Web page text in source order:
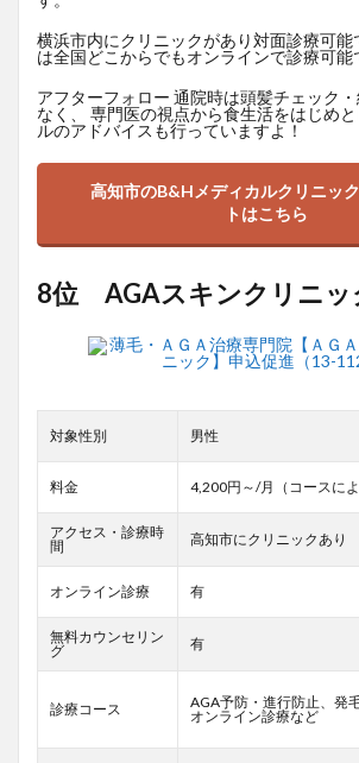
横浜市内にクリニックがあり対面診療可
は全国どこからでもオンラインで診療可能
アフターフォロー 通院時は頭髪チェック
なく、 専門医の視点から食生活をはじめ
ルのアドバイスも行っていますよ！
高知市のB&Hメディカルクリニッ
トはこちら
8位 AGAスキンクリニッ
対象性別 男性
料金 4,200円～/月（コースによ
アクセス・診療時
間
高知市にクリニックあり
オンライン診療 有
無料カウンセリン
グ
有
診療コース
AGA予防・進行防止、発
オンライン診療など